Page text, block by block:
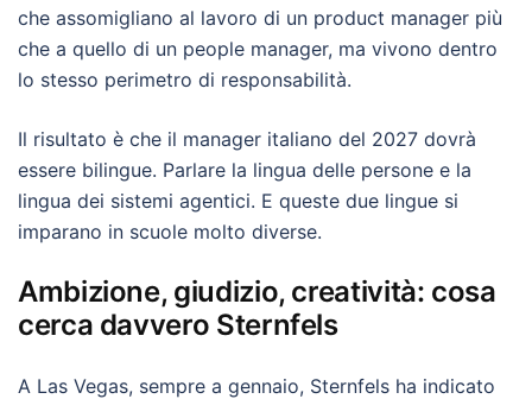
che assomigliano al lavoro di un product manager più
che a quello di un people manager, ma vivono dentro
lo stesso perimetro di responsabilità.
Il risultato è che il manager italiano del 2027 dovrà
essere bilingue. Parlare la lingua delle persone e la
lingua dei sistemi agentici. E queste due lingue si
imparano in scuole molto diverse.
Ambizione, giudizio, creatività: cosa
cerca davvero Sternfels
A Las Vegas, sempre a gennaio, Sternfels ha indicato